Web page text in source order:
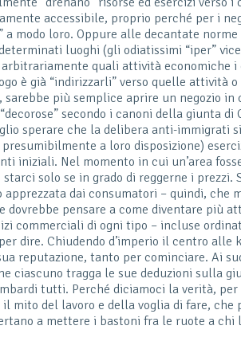
accessibile, proprio perché per i
a modo loro. Oppure alle decantate
luoghi (gli odiatissimi “iper”
arbitrariamente quali attività economiche
è già “indirizzarli” verso quelle attività
più semplice aprire un negozio in
secondo i canoni della giunta di
sperare che la delibera anti-immigrati
a loro disposizione)
iniziali. Nel momento in cui un’area
solo se in grado di reggerne i prezzi.
dai consumatori – quindi, che
dovrebbe pensare a come diventare più
commerciali di ogni tipo – incluse
dire. Chiudendo d’imperio il centro alle
reputazione, tanto per cominciare. Ai
ciascuno tragga le sue deduzioni sulla
tutti. Perché diciamoci la verità,
mito del lavoro e della voglia di fare, che
a mettere i bastoni fra le ruote a chi